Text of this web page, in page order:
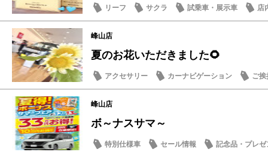
リーフ サクラ 試乗車・展示車 店
峰山店
夏のお花いただきました🌻
アクセサリー カーナビゲーション
ご挨
オーナーズボイス
峰山店
ボ～ナスサマ～
特別仕様車 セール情報
記念品・プレゼ